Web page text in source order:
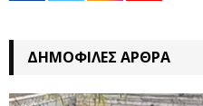
ΔΗΜΟΦΙΛΈΣ ΆΡΘΡΑ